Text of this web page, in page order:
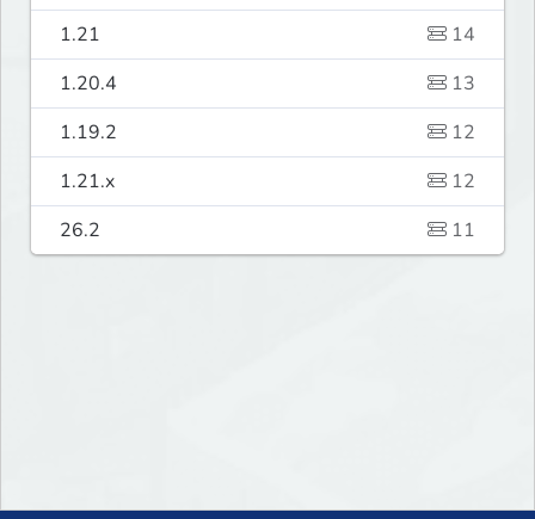
1.21
14
1.20.4
13
1.19.2
12
1.21.x
12
26.2
11